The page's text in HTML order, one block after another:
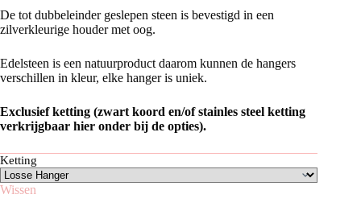
tot
€11,50
De tot dubbeleinder geslepen steen is bevestigd in een
zilverkleurige houder met oog.
Edelsteen is een natuurproduct daarom kunnen de hangers
verschillen in kleur, elke hanger is uniek.
Exclusief ketting (zwart koord en/of stainles steel ketting
verkrijgbaar hier onder bij de opties).
Ketting
Wissen